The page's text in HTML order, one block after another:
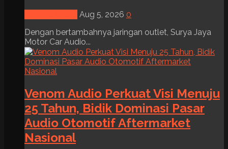
Aug 5, 2026 0
Dengan bertambahnya jaringan outlet, Surya Jaya
Motor Car Audio...
Venom Audio Perkuat Visi Menuju
25 Tahun, Bidik Dominasi Pasar
Audio Otomotif Aftermarket
Nasional